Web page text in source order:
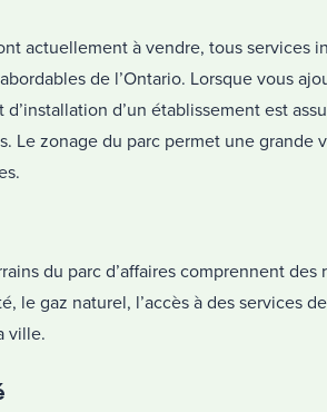
actuellement à vendre, tous services
de l’Ontario. Lorsque vous
d’un établissement est
Le zonage du parc permet une grande
du parc d’affaires comprennent des
le gaz naturel, l’accès à des services
ville.